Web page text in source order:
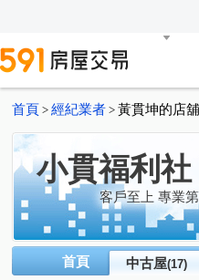
首頁 > 經紀業者 > 黃貫坤的店舖
小貫福利社
客戶至上 專業
首頁 中古屋(17)